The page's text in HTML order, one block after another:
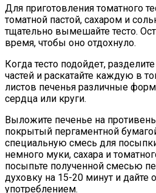
Для приготовления томатного
томатной пастой, сахаром и
тщательно вымешайте тесто.
время, чтобы оно отдохнуло.
Когда тесто подойдет,
частей и раскатайте каждую в
листов печенья различные
сердца или круги.
Выложите печенье на
покрытый пергаментной
специальную смесь для
немного муки, сахара и
посыпьте полученной смесью
духовку на 15-20 минут и дайте
употреблением.